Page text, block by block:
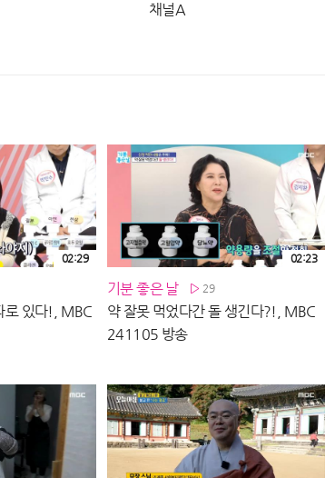
채널A
로 있다!, MBC
02:29
기분 좋은 날 29
약 잘못 먹었다간 돌 생긴다?!, MBC
241105 방송
02:23